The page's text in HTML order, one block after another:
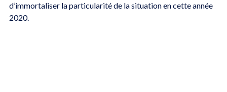
d’immortaliser la particularité de la situation en cette année
2020.